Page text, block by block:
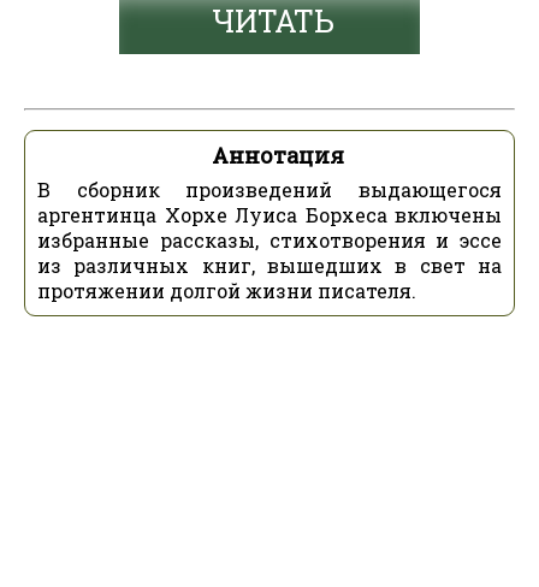
ЧИТАТЬ
Аннотация
В сборник произведений выдающегося
аргентинца Хорхе Луиса Борхеса включены
избранные рассказы, стихотворения и эссе
из различных книг, вышедших в свет на
протяжении долгой жизни писателя.